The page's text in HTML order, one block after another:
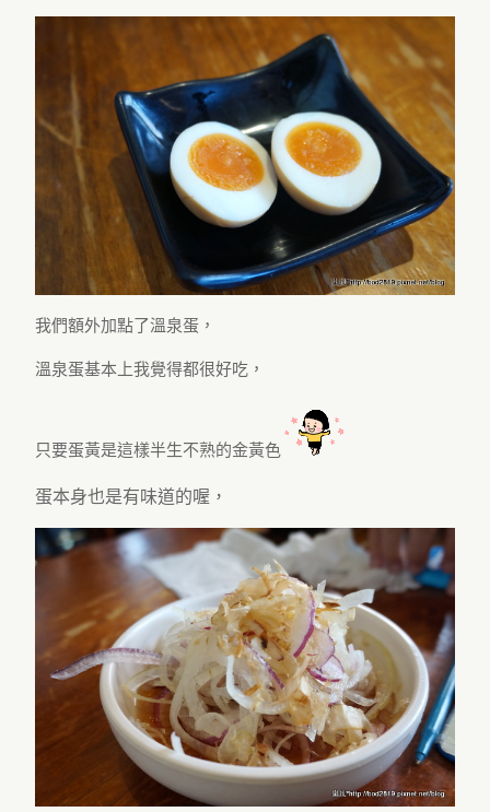
我們額外加點了溫泉蛋，
溫泉蛋基本上我覺得都很好吃，
只要蛋黃是這樣半生不熟的金黃色
蛋本身也是有味道的喔，